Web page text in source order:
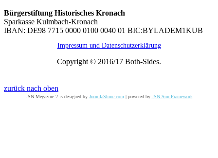
Bürgerstiftung Historisches Kronach
Sparkasse Kulmbach-Kronach
IBAN: DE98 7715 0000 0100 0040 01 BIC:BYLADEM1KUB
Impressum und Datenschutzerklärung
Copyright © 2016/17 Both-Sides.
zurück nach oben
JSN Megazine 2 is designed by JoomlaShine.com | powered by JSN Sun Framework